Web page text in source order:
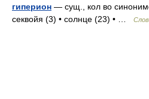
гиперион — сущ., кол во
секвойя (3) • солнце (23) • …